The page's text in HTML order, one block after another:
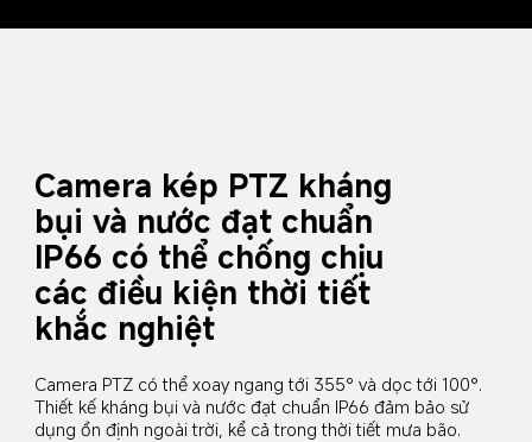
Camera kép PTZ kháng
bụi và nước đạt chuẩn
IP66 có thể chống chịu
các điều kiện thời tiết
khắc nghiệt
Camera PTZ có thể xoay ngang tới 355° và dọc tới 100°.
Thiết kế kháng bụi và nước đạt chuẩn IP66 đảm bảo sử
dụng ổn định ngoài trời, kể cả trong thời tiết mưa bão.